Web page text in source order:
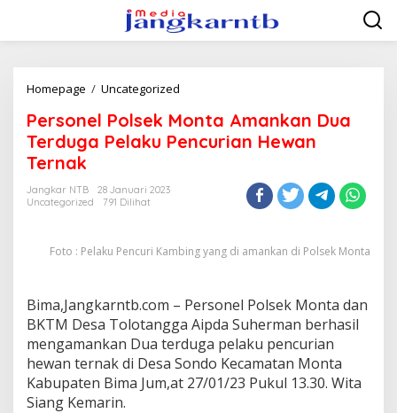
konten
Homepage / Uncategorized
Monta
Amankan
Dua
Personel Polsek Monta Amankan Dua
Terduga Pelaku Pencurian Hewan
Ternak
Jangkar NTB
28 Januari 2023
Uncategorized
791 Dilihat
Foto : Pelaku Pencuri Kambing yang di amankan di Polsek Monta
Bima,Jangkarntb.com – Personel Polsek Monta dan
BKTM Desa Tolotangga Aipda Suherman berhasil
mengamankan Dua terduga pelaku pencurian
hewan ternak di Desa Sondo Kecamatan Monta
Kabupaten Bima Jum,at 27/01/23 Pukul 13.30. Wita
Siang Kemarin.